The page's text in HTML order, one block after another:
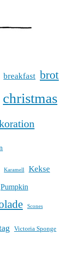
breakfast brot
christmas
Karamell Kekse
Pumpkin
Scones
Victoria Sponge